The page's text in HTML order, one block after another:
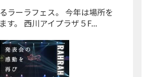
ラーラフェス。 今年は場所を
す。 西川アイプラザ５F...